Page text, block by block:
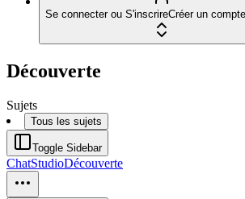
Se connecter ou S'inscrireCréer un
Découverte
Sujets
Tous les sujets
Toggle Sidebar
ChatStudioDécouverte